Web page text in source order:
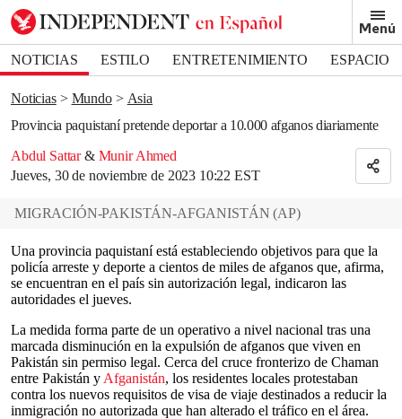
Menú
NOTICIAS ESTILO ENTRETENIMIENTO
ESPACIO
DEPORTES
Noticias Mundo
Asia
Provincia paquistaní pretende deportar a 10.000 afganos diariamente
Abdul Sattar & Munir Ahmed
Jueves, 30 de noviembre de 2023 10:22 EST
Bookmark popover
Removed from bookmarks
Close popover
MIGRACIÓN-PAKISTÁN-AFGANISTÁN (AP)
Una provincia paquistaní está estableciendo objetivos para que la
policía arreste y deporte a cientos de miles de afganos que, afirma,
se encuentran en el país sin autorización legal, indicaron las
autoridades el jueves.
La medida forma parte de un operativo a nivel nacional tras una
marcada disminución en la expulsión de afganos que viven en
Pakistán sin permiso legal. Cerca del cruce fronterizo de Chaman
entre Pakistán y Afganistán, los residentes locales protestaban
contra los nuevos requisitos de visa de viaje destinados a reducir la
inmigración no autorizada que han alterado el tráfico en el área.